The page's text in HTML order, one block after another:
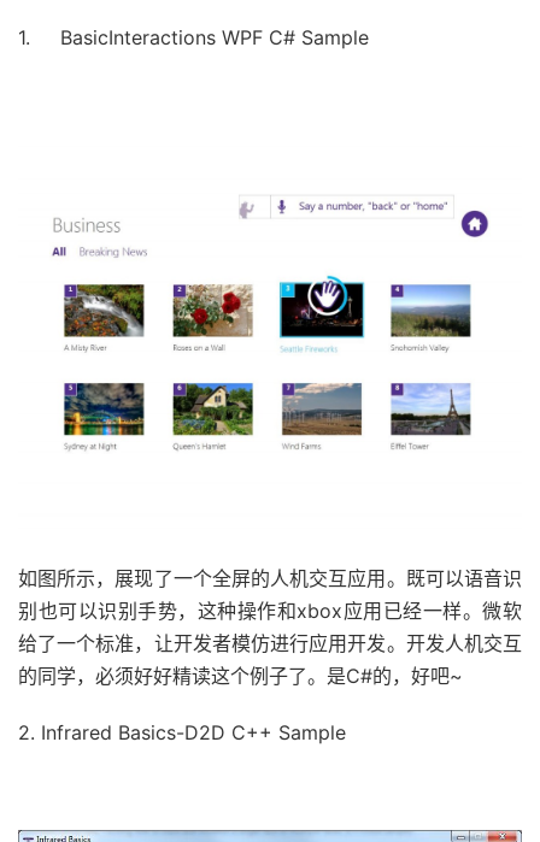
1. BasicInteractions WPF C# Sample
如图所示，展现了一个全屏的人机交互应用。既可以语音识
别也可以识别手势，这种操作和xbox应用已经一样。微软
给了一个标准，让开发者模仿进行应用开发。开发人机交互
的同学，必须好好精读这个例子了。是C#的，好吧~
2. Infrared Basics-D2D C++ Sample